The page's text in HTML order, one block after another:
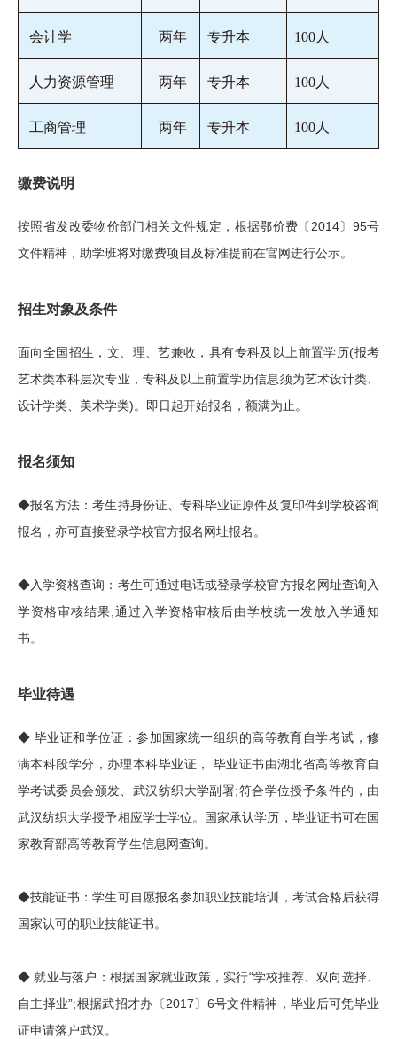
会计学 两年 专升本 100人
人力资源管理 两年 专升本 100人
工商管理 两年 专升本 100人
缴费说明
按照省发改委物价部门相关文件规定，根据鄂价费〔2014〕95号
文件精神，助学班将对缴费项目及标准提前在官网进行公示。
招生对象及条件
面向全国招生，文、理、艺兼收，具有专科及以上前置学历(报考
艺术类本科层次专业，专科及以上前置学历信息须为艺术设计类、
设计学类、美术学类)。即日起开始报名，额满为止。
报名须知
◆报名方法：考生持身份证、专科毕业证原件及复印件到学校咨询
报名，亦可直接登录学校官方报名网址报名。
◆入学资格查询：考生可通过电话或登录学校官方报名网址查询入
学资格审核结果;通过入学资格审核后由学校统一发放入学通知
书。
毕业待遇
◆ 毕业证和学位证：参加国家统一组织的高等教育自学考试，修
满本科段学分，办理本科毕业证， 毕业证书由湖北省高等教育自
学考试委员会颁发、武汉纺织大学副署;符合学位授予条件的，由
武汉纺织大学授予相应学士学位。国家承认学历，毕业证书可在国
家教育部高等教育学生信息网查询。
◆技能证书：学生可自愿报名参加职业技能培训，考试合格后获得
国家认可的职业技能证书。
◆ 就业与落户：根据国家就业政策，实行“学校推荐、双向选择、
自主择业”;根据武招才办〔2017〕6号文件精神，毕业后可凭毕业
证申请落户武汉。